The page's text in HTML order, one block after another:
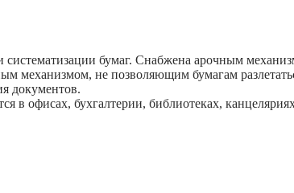
систематизации бумаг. Снабжена арочным
механизмом, не позволяющим бумагам
документов.
в офисах, бухгалтерии, библиотеках,